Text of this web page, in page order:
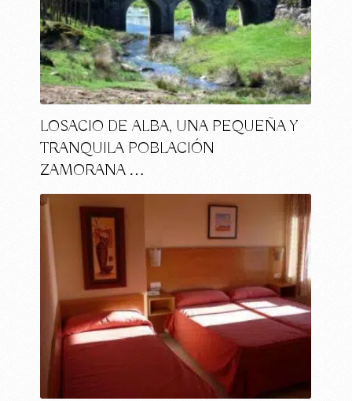
LOSACIO DE ALBA, UNA PEQUEÑA Y
TRANQUILA POBLACIÓN
ZAMORANA …